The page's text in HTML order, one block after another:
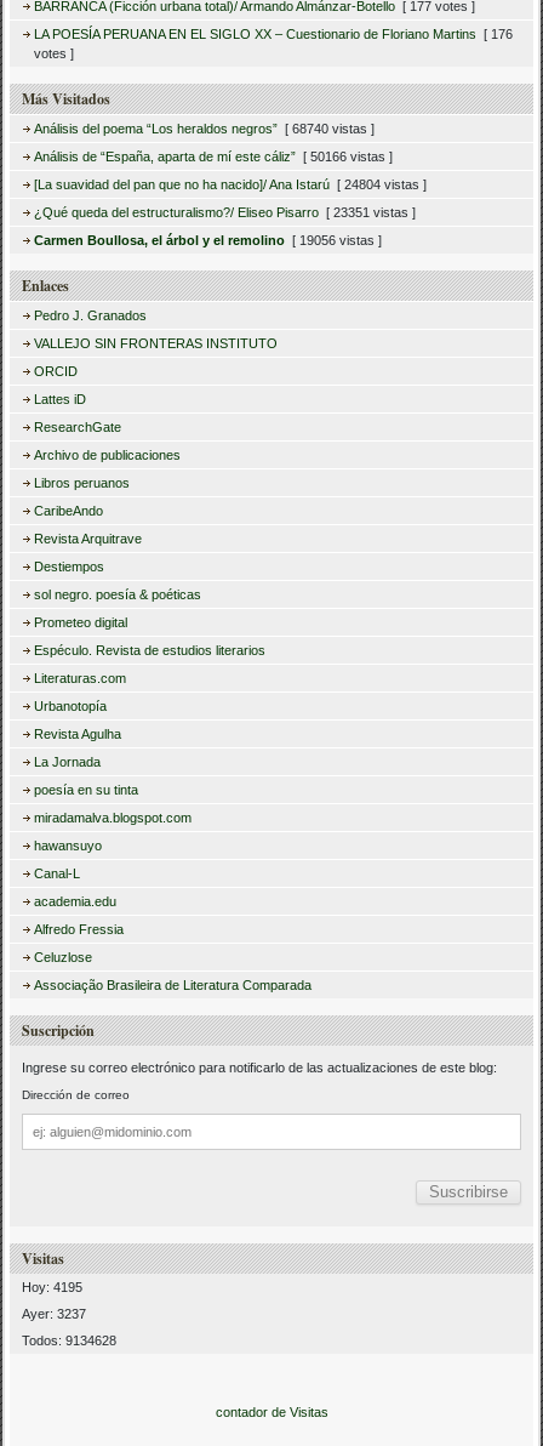
BARRANCA (Ficción urbana total)/ Armando Almánzar-Botello [ 177 votes ]
LA POESÍA PERUANA EN EL SIGLO XX – Cuestionario de Floriano Martins [ 176
votes ]
Más Visitados
Análisis del poema “Los heraldos negros” [ 68740 vistas ]
Análisis de “España, aparta de mí este cáliz” [ 50166 vistas ]
[La suavidad del pan que no ha nacido]/ Ana Istarú [ 24804 vistas ]
¿Qué queda del estructuralismo?/ Eliseo Pisarro [ 23351 vistas ]
Carmen Boullosa, el árbol y el remolino [ 19056 vistas ]
Enlaces
Pedro J. Granados
VALLEJO SIN FRONTERAS INSTITUTO
ORCID
Lattes iD
ResearchGate
Archivo de publicaciones
Libros peruanos
CaribeAndo
Revista Arquitrave
Destiempos
sol negro. poesía & poéticas
Prometeo digital
Espéculo. Revista de estudios literarios
Literaturas.com
Urbanotopía
Revista Agulha
La Jornada
poesía en su tinta
miradamalva.blogspot.com
hawansuyo
Canal-L
academia.edu
Alfredo Fressia
Celuzlose
Associação Brasileira de Literatura Comparada
Suscripción
Ingrese su correo electrónico para notificarlo de las actualizaciones de este blog:
Dirección de correo
Dirección
de
correo
Visitas
Hoy: 4195
Ayer: 3237
Todos: 9134628
contador de Visitas